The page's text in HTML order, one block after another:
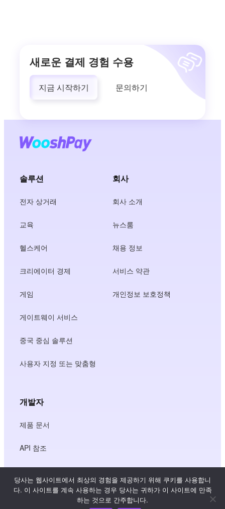
새로운 결제 경험 수용
지금 시작하기 문의하기
솔루션
전자 상거래
교육
헬스케어
크리에이터 경제
게임
게이트웨이 서비스
중국 중심 솔루션
사용자 지정 또는 맞춤형
회사
회사 소개
뉴스룸
채용 정보
서비스 약관
개인정보 보호정책
개발자
제품 문서
API 참조
JS SDK 참조
당사는 웹사이트에서 최상의 경험을 제공하기 위해 쿠키를 사용합니
다. 이 사이트를 계속 사용하는 경우 당사는 귀하가 이 사이트에 만족
하는 것으로 간주합니다.